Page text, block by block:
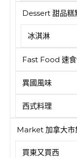
Dessert 甜品糕
冰淇淋
Fast Food 速
異國風味
西式料理
Market 加拿大市
買東又買西